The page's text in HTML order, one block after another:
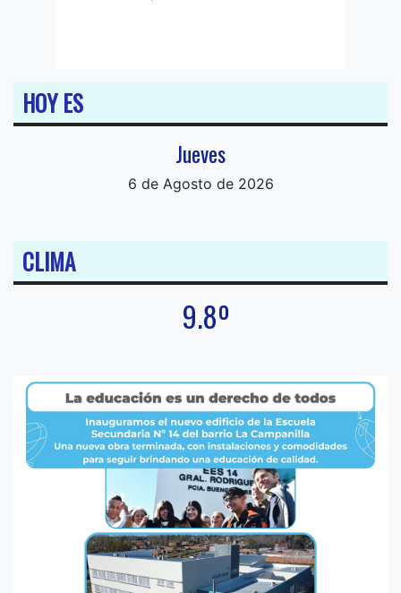
HOY ES
Jueves
6 de Agosto de 2026
CLIMA
9.8º